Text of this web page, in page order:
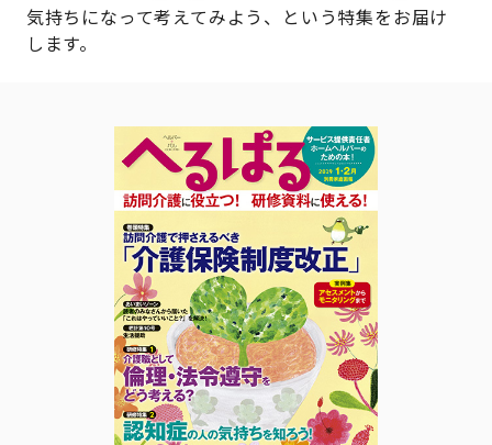
気持ちになって考えてみよう、という特集をお届け
します。